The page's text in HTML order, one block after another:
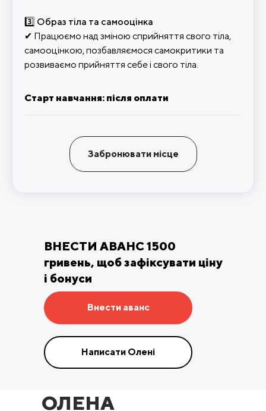
3️⃣ Образ тіла та самооцінка
✔ Працюємо над зміною сприйняття свого тіла,
самооцінкою, позбавляємося самокритики та
розвиваємо прийняття себе і свого тіла.
Старт навчання: після оплати
Забронювати місце
Внести аванс
Написати Олені
ВНЕСТИ АВАНС 1500
гривень, щоб зафіксувати ціну
і бонуси
ОЛЕНА